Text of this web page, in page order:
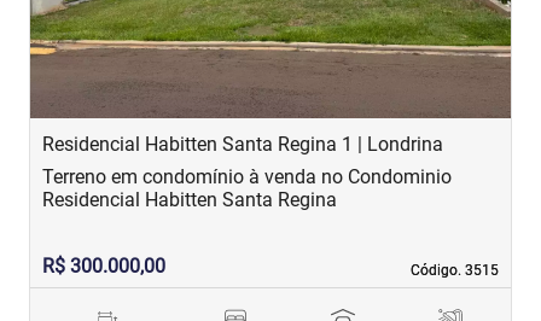
Residencial Habitten Santa Regina 1 | Londrina
Código. 3515
Código. 3515
Terreno em condomínio à venda no Condominio
Residencial Habitten Santa Regina
R$ 300.000,00